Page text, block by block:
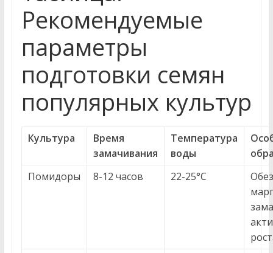
Рекомендуемые
параметры
подготовки семян
популярных культур
Культура
Время
замачивания
Температура
воды
Помидоры
8-12 часов 22-25°C